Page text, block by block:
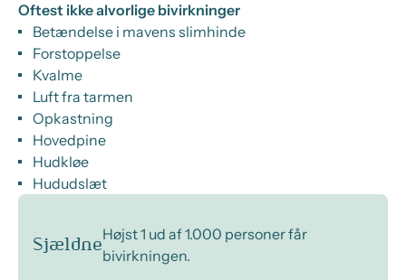
Oftest ikke alvorlige bivirkninger
Betændelse i mavens slimhinde
Forstoppelse
Kvalme
Luft fra tarmen
Opkastning
Hovedpine
Hudkløe
Hududslæt
Sjældne
Højst 1 ud af 1.000 personer får
bivirkningen.